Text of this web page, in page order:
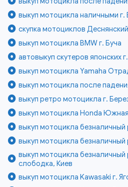
выкуп мотоцикла наличными г.
скупка мотоциклов
выкуп мотоцикла BMW г. Буча
автовыкуп скутеров японских
выкуп мотоцикла Yamaha
выкуп мотоцикла после
выкуп ретро мотоцикла г.
выкуп мотоцикла Honda
выкуп мотоцикла безналичный
выкуп мотоцикла
выкуп мотоцикла
слободка, Киев
выкуп мотоцикла Kawasaki г.